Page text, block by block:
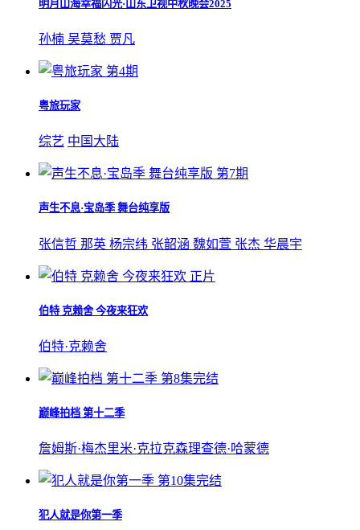
明月山海幸福闪光·山东卫视中秋晚会2025
孙楠 吴莫愁 贾凡
第4期
粤旅玩家
综艺 中国大陆
第7期
声生不息·宝岛季 舞台纯享版
张信哲 那英 杨宗纬 张韶涵 魏如萱 张杰 华晨宇
正片
伯特 克赖舍 今夜来狂欢
伯特·克赖舍
第8集完结
巅峰拍档 第十二季
詹姆斯·梅杰里米·克拉克森理查德·哈蒙德
第10集完结
犯人就是你第一季